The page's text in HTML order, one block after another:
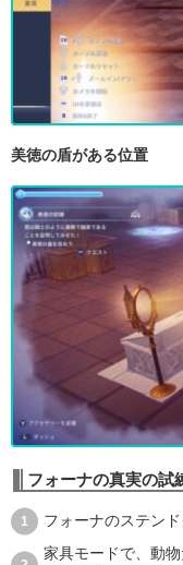
美徳の盾がある位置
フォーナの真実の試
フォーナのステン
家具モードで、動